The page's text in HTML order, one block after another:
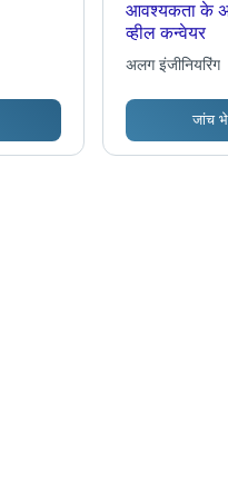
आवश्यकता के
व्हील कन्वेयर
अलग इंजीनियरिंग
जांच